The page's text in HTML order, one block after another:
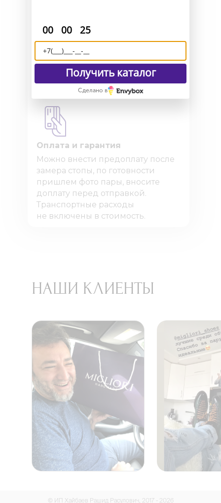
Доставка и возврат
Отправляем Вашу обувь по всему
миру и исправим все недочёты,
вся обувь на гарантии. Работает
по договору оферты.
Оплата и гарантия
Можно внести предоплату после
замера стопы, по готовности
пришлем фото пары, вносите
доплату перед отправкой.
Транспортные расходы
не включены в стоимость.
НАШИ КЛИЕНТЫ
© ИП Хайбаев Рашид Расулович, 2017 - 2026
00 00 24
Получить каталог
Сделано в